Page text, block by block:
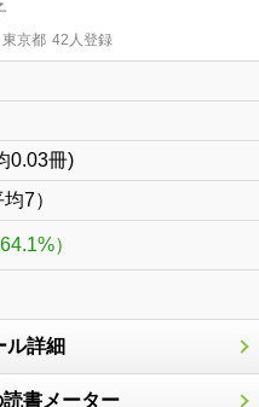
東京都 42人登録
0.03冊)
7）
）
ル詳細
書メーター